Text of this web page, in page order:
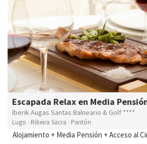
Escapada Relax en Media
Iberik Augas Santas Balneario & Golf ****
Lugo · Ribeira Sacra · Pantón
Alojamiento + Media Pensión + Acceso al